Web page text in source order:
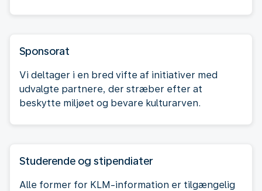
Sponsorat
Vi deltager i en bred vifte af initiativer med
udvalgte partnere, der stræber efter at
beskytte miljøet og bevare kulturarven.
Studerende og stipendiater
Alle former for KLM-information er tilgængelig